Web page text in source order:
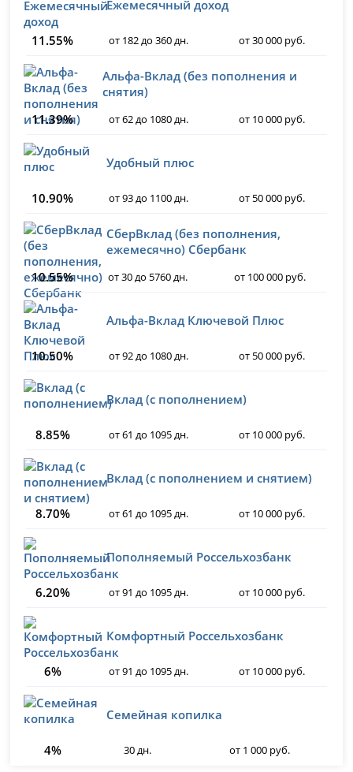
Ежемесячный доход
11.55% от 182 до 360 дн. от 30 000 руб.
Альфа-Вклад (без пополнения и
снятия)
11.39%
от 62 до 1080 дн. от 10 000 руб.
Удобный плюс
10.90% от 93 до 1100 дн. от 50 000 руб.
СберВклад (без пополнения,
ежемесячно) Сбербанк
10.55%
от 30 до 5760 дн. от 100 000 руб.
Альфа-Вклад Ключевой Плюс
10.50% от 92 до 1080 дн. от 50 000 руб.
Вклад (с пополнением)
8.85% от 61 до 1095 дн. от 10 000 руб.
Вклад (с пополнением и снятием)
8.70% от 61 до 1095 дн. от 10 000 руб.
Пополняемый Россельхозбанк
6.20% от 91 до 1095 дн. от 10 000 руб.
Комфортный Россельхозбанк
6% от 91 до 1095 дн. от 10 000 руб.
Семейная копилка
4% 30 дн. от 1 000 руб.